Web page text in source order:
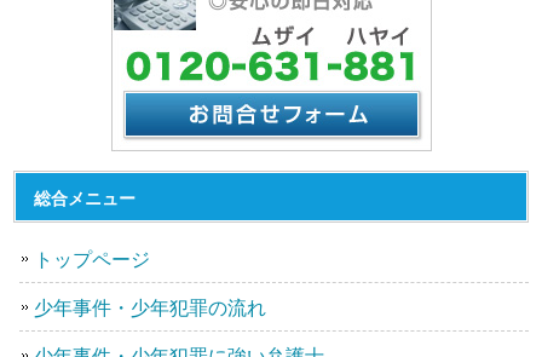
総合メニュー
トップページ
少年事件・少年犯罪の流れ